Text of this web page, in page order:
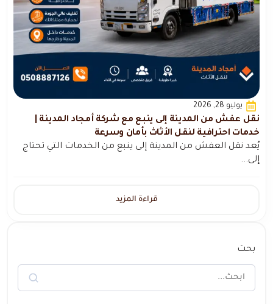
يوليو 28, 2026
نقل عفش من المدينة إلى ينبع مع شركة أمجاد المدينة |
خدمات احترافية لنقل الأثاث بأمان وسرعة
يُعد نقل العفش من المدينة إلى ينبع من الخدمات التي تحتاج
إلى...
قراءة المزيد
بحث